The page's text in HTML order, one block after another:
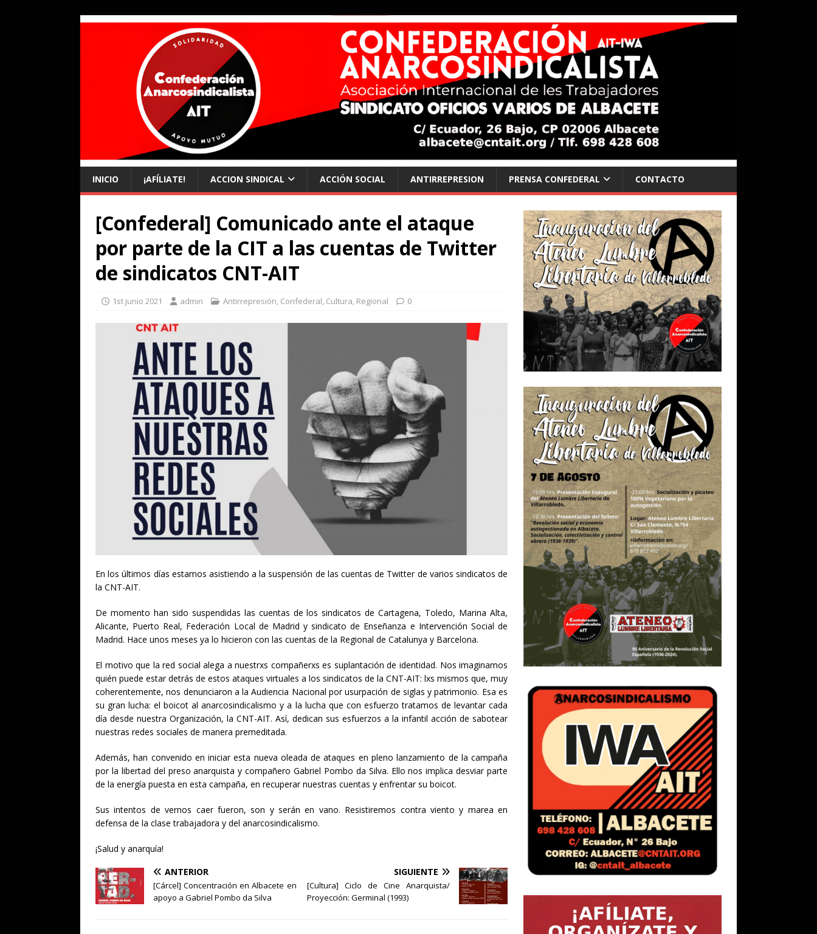
INICIO ¡AFÍLIATE! ACCION SINDICAL ACCIÓN SOCIAL ANTIRREPRESION PRENSA CONFEDERAL CONTACTO
[Confederal] Comunicado ante el ataque
por parte de la CIT a las cuentas de Twitter
de sindicatos CNT-AIT
1st junio 2021 admin Antirrepresión, Confederal, Cultura, Regional 0
En los últimos días estamos asistiendo a la suspensión de las cuentas de Twitter de varios sindicatos de
la CNT-AIT.
De momento han sido suspendidas las cuentas de los sindicatos de Cartagena, Toledo, Marina Alta,
Alicante, Puerto Real, Federación Local de Madrid y sindicato de Enseñanza e Intervención Social de
Madrid. Hace unos meses ya lo hicieron con las cuentas de la Regional de Catalunya y Barcelona.
El motivo que la red social alega a nuestrxs compañerxs es suplantación de identidad. Nos imaginamos
quién puede estar detrás de estos ataques virtuales a los sindicatos de la CNT-AIT: lxs mismos que, muy
coherentemente, nos denunciaron a la Audiencia Nacional por usurpación de siglas y patrimonio. Esa es
su gran lucha: el boicot al anarcosindicalismo y a la lucha que con esfuerzo tratamos de levantar cada
día desde nuestra Organización, la CNT-AIT. Así, dedican sus esfuerzos a la infantil acción de sabotear
nuestras redes sociales de manera premeditada.
Además, han convenido en iniciar esta nueva oleada de ataques en pleno lanzamiento de la campaña
por la libertad del preso anarquista y compañero Gabriel Pombo da Silva. Ello nos implica desviar parte
de la energía puesta en esta campaña, en recuperar nuestras cuentas y enfrentar su boicot.
Sus intentos de vernos caer fueron, son y serán en vano. Resistiremos contra viento y marea en
defensa de la clase trabajadora y del anarcosindicalismo.
¡Salud y anarquía!
ANTERIOR
[Cárcel] Concentración en Albacete en
apoyo a Gabriel Pombo da Silva
SIGUIENTE
[Cultura] Ciclo de Cine Anarquista/
Proyección: Germinal (1993)